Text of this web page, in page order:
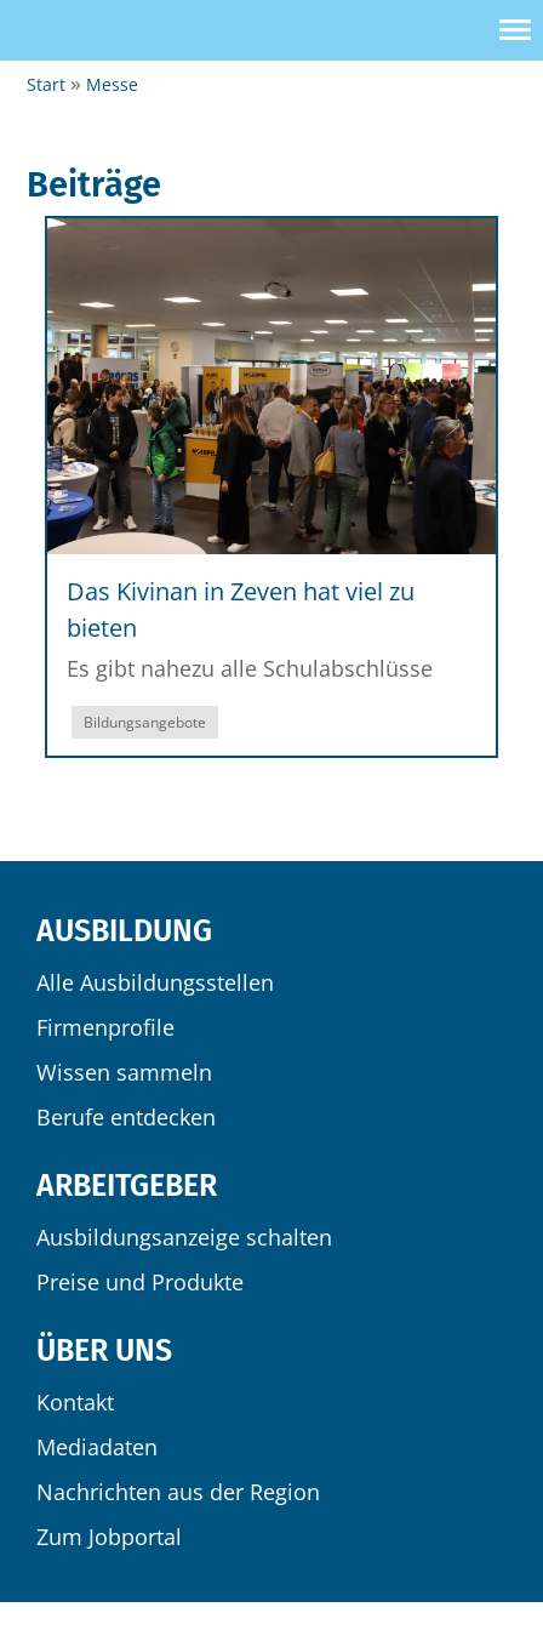
Start Messe
Das Kivinan in Zeven hat viel zu
bieten
Es gibt nahezu alle Schulabschlüsse
Bildungsangebote
AUSBILDUNG
Alle Ausbildungsstellen
Firmenprofile
Wissen sammeln
Berufe entdecken
ARBEITGEBER
Ausbildungsanzeige schalten
Preise und Produkte
ÜBER UNS
Kontakt
Mediadaten
Nachrichten aus der Region
Zum Jobportal